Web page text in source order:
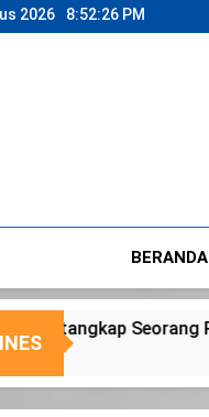
2026 8:52:29 PM
BERANDA
Temusai